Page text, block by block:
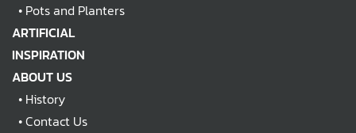
• Pots and Planters
ARTIFICIAL
INSPIRATION
ABOUT US
• History
•Contact Us